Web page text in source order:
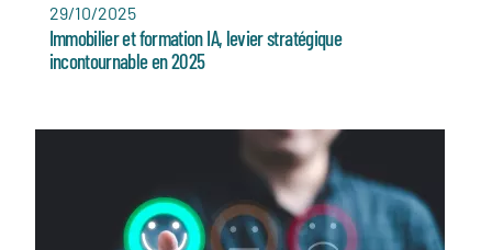
29/10/2025
Immobilier et formation IA, levier stratégique
incontournable en 2025